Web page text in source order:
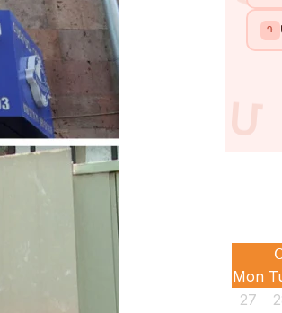
Mon
27